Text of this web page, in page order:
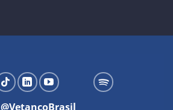
@VetancoBrasil